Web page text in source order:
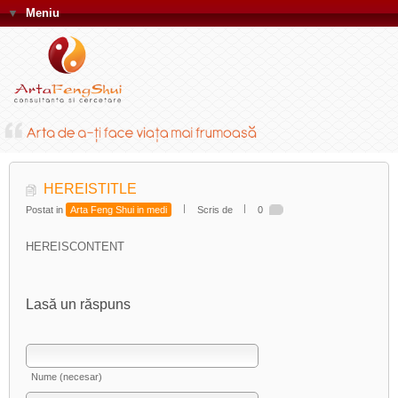
▼Meniu
HEREISTITLE
Postat in Arta Feng Shui in medi Scris de 0
HEREISCONTENT
Lasă un răspuns
Nume (necesar)